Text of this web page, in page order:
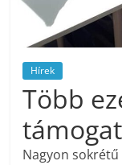
Hírek
Több
Nagyon